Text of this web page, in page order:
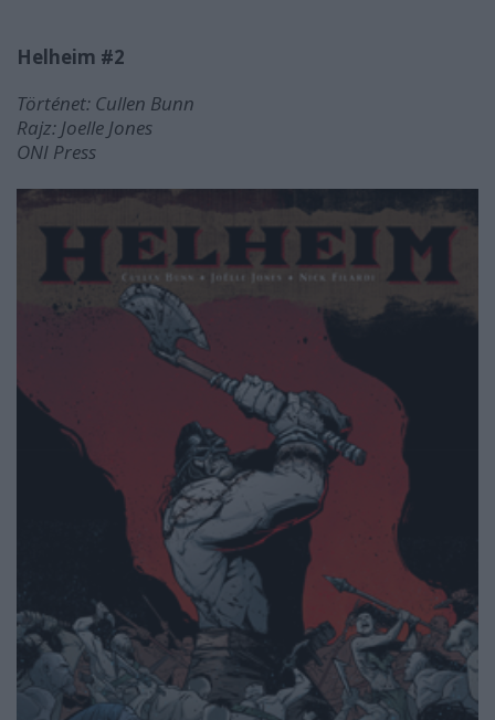
Helheim #2
Történet: Cullen Bunn
Rajz: Joelle Jones
ONI Press